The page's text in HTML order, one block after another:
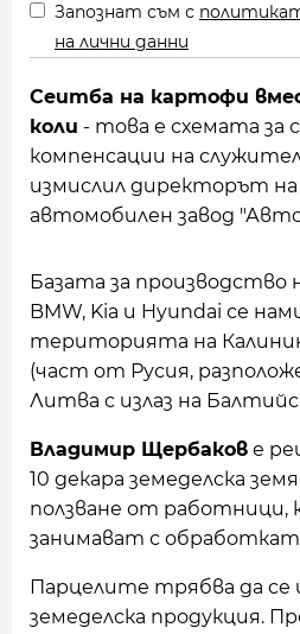
Запознат съм с
на лични данни
Сеитба на картофи
коли - това е схемата за
компенсации на
измислил директорът на
автомобилен завод
Базата за производство
BMW, Kia и Hyundai се
територията на
(част от Русия,
Литва с излаз на
Владимир Щербаков е
10 декара земеделска
ползване от работници,
занимават с
Парцелите трябва да се
земеделска продукция.